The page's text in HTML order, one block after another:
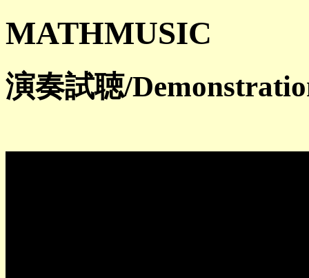
MATHMUSIC
演奏試聴/